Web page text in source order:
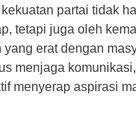
partai tidak
tetapi juga oleh
erat dengan
menjaga
menyerap aspirasi